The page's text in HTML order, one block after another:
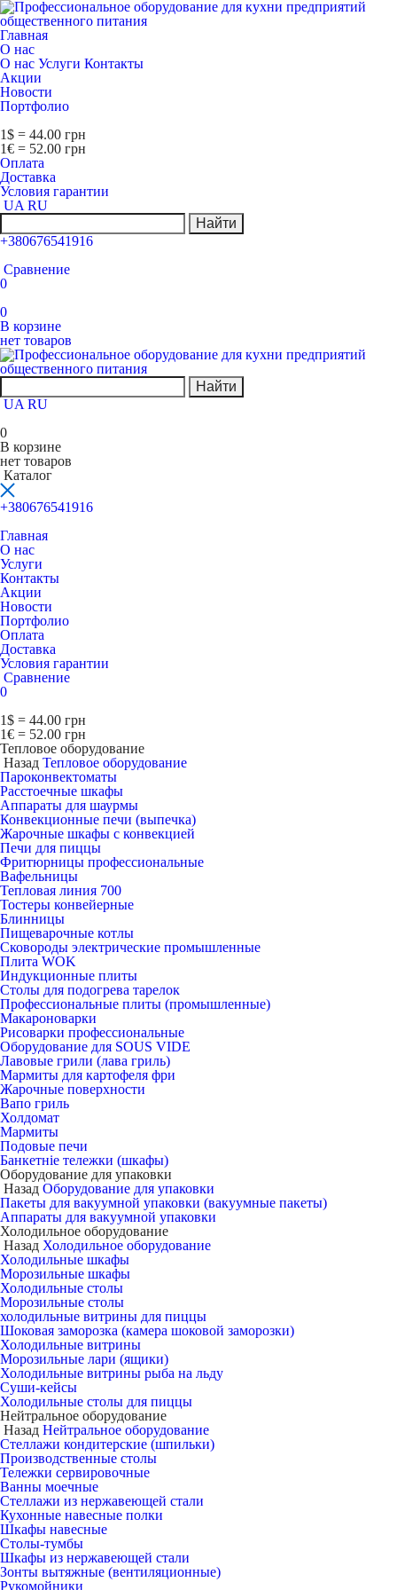
Главная
О нас
О нас Услуги Контакты
Акции
Новости
Портфолио
1$ = 44.00 грн
1€ = 52.00 грн
Оплата
Доставка
Условия гарантии
UA RU
Найти
+380676541916
Сравнение
0
0
В корзине
нет товаров
Найти
UA RU
0
В корзине
нет товаров
Каталог
+380676541916
Главная
О нас
Услуги
Контакты
Акции
Новости
Портфолио
Оплата
Доставка
Условия гарантии
Сравнение
0
1$ = 44.00 грн
1€ = 52.00 грн
Тепловое оборудование
Назад Тепловое оборудование
Пароконвектоматы
Расcтоечные шкафы
Аппараты для шаурмы
Конвекционные печи (выпечка)
Жарочные шкафы с конвекцией
Печи для пиццы
Фритюрницы профессиональные
Вафельницы
Тепловая линия 700
Тостеры конвейерные
Блинницы
Пищеварочные котлы
Сковороды электрические промышленные
Плита WOK
Индукционные плиты
Столы для подогрева тарелок
Профессиональные плиты (промышленные)
Макароноварки
Рисоварки профессиональные
Оборудование для SOUS VIDE
Лавовые грили (лава гриль)
Мармиты для картофеля фри
Жарочные поверхности
Вапо гриль
Холдомат
Мармиты
Подовые печи
Банкетніе тележки (шкафы)
Оборудование для упаковки
Назад Оборудование для упаковки
Пакеты для вакуумной упаковки (вакуумные пакеты)
Аппараты для вакуумной упаковки
Холодильное оборудование
Назад Холодильное оборудование
Холодильные шкафы
Морозильные шкафы
Холодильные столы
Морозильные столы
холодильные витрины для пиццы
Шоковая заморозка (камера шоковой заморозки)
Холодильные витрины
Морозильные лари (ящики)
Холодильные витрины рыба на льду
Суши-кейсы
Холодильные столы для пиццы
Нейтральное оборудование
Назад Нейтральное оборудование
Стеллажи кондитерские (шпильки)
Производственные столы
Тележки сервировочные
Ванны моечные
Стеллажи из нержавеющей стали
Кухонные навесные полки
Шкафы навесные
Столы-тумбы
Шкафы из нержавеющей стали
Зонты вытяжные (вентиляционные)
Рукомойники